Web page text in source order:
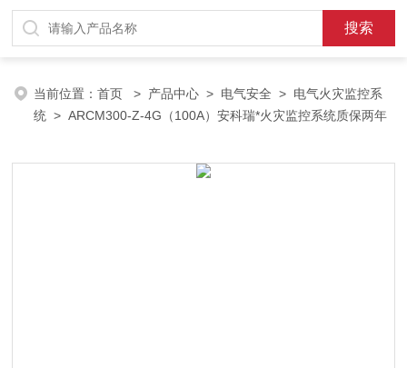
当前位置：首页 > 产品中心 > 电气安全 > 电气火灾监控系
统 > ARCM300-Z-4G（100A）安科瑞*火灾监控系统质保两年